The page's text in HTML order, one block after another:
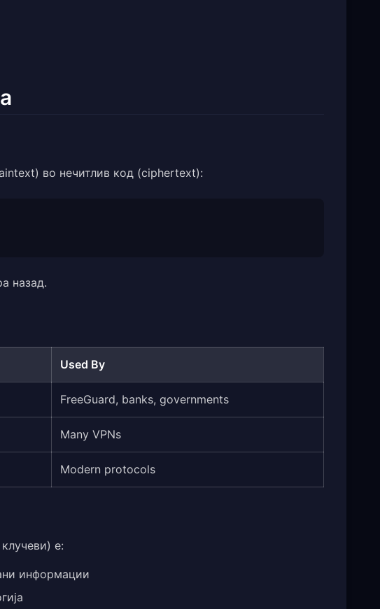
во нечитлив код (ciphertext):
назад.
Used By
FreeGuard, banks, governments
Many VPNs
Modern protocols
е:
информации